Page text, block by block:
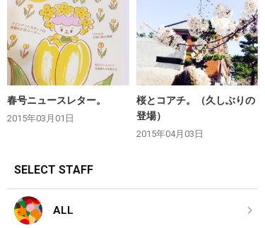
春号ニュースレター。
2015年03月01日
桜とコアチ。（久しぶりの
登場）
2015年04月03日
SELECT STAFF
ALL